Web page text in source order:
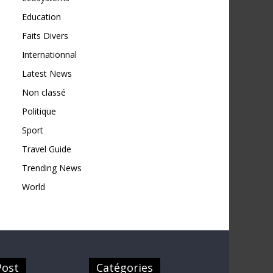
Education
Faits Divers
Internationnal
Latest News
Non classé
Politique
Sport
Travel Guide
Trending News
World
Catégories